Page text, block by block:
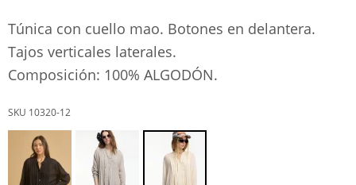
Túnica con cuello mao. Botones en delantera.
Tajos verticales laterales.
Composición: 100% ALGODÓN.
10320-12